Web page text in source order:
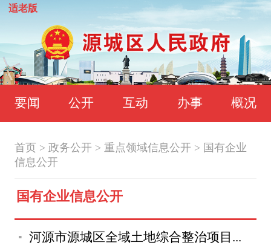
适老版
要闻 公开 互动 办事 概况
首页 > 政务公开> 重点领域信息公开> 国有企业
信息公开
国有企业信息公开
河源市源城区全域土地综合整治项目...